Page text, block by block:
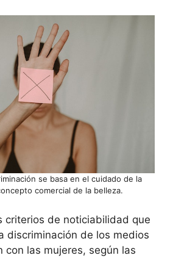
se basa en el cuidado de la
comercial de la belleza.
criterios de noticiabilidad que
discriminación de los medios
con las mujeres, según las